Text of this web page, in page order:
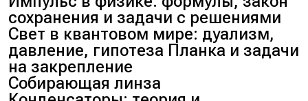
сохранения и задачи с решениями
Свет в квантовом мире: дуализм,
давление, гипотеза Планка и задачи
на закрепление
Собирающая линза